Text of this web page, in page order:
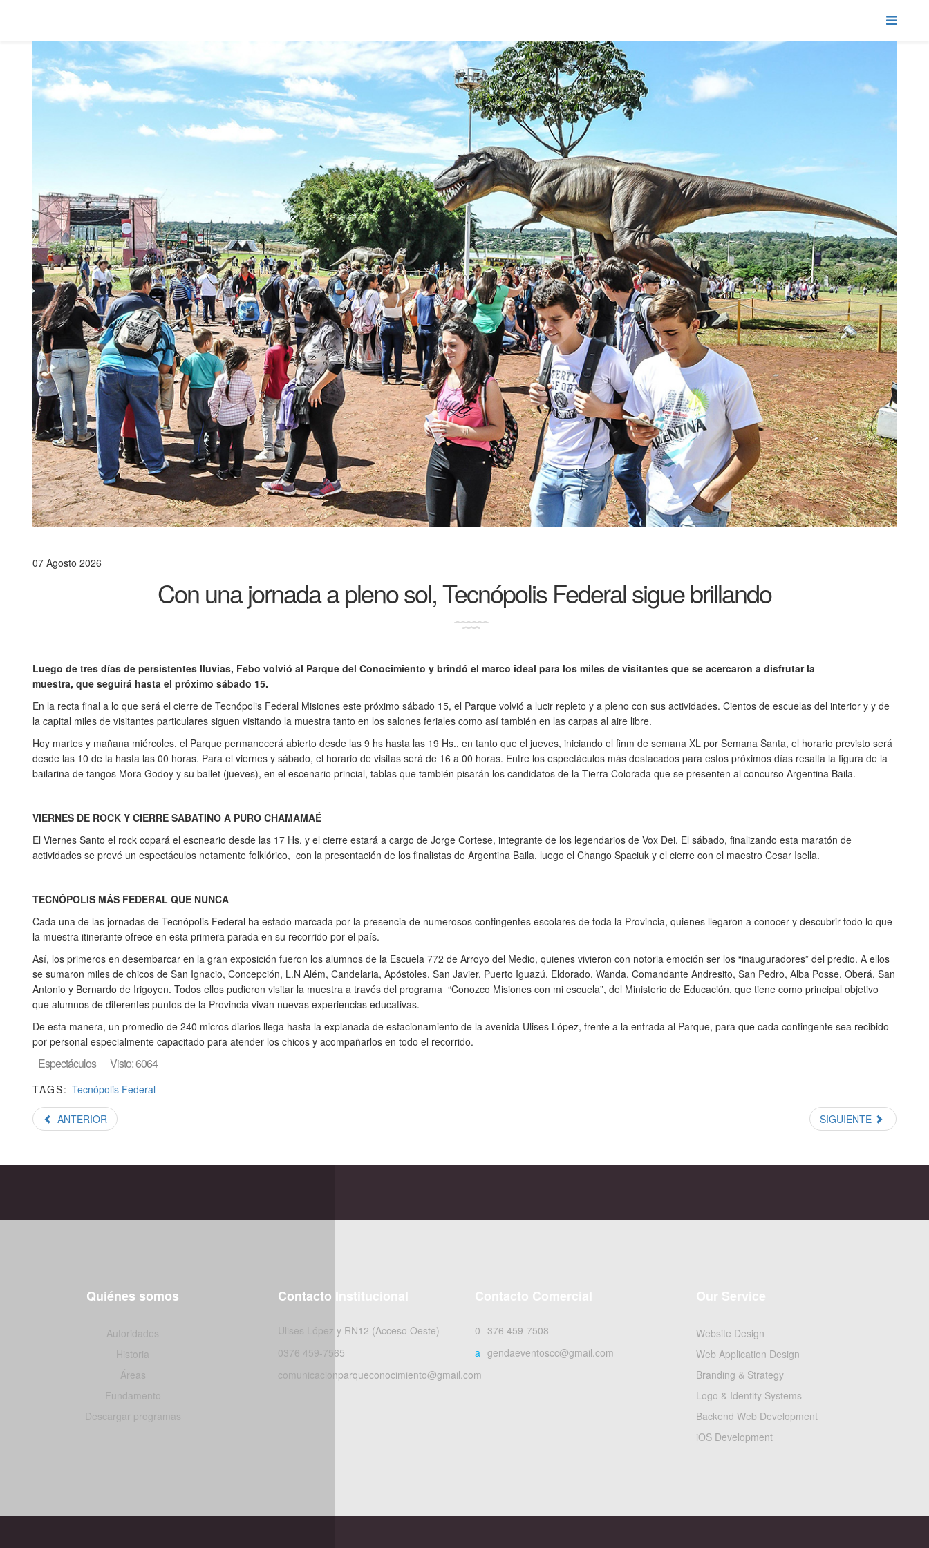
07 Agosto 2026
Con una jornada a pleno sol, Tecnópolis Federal sigue brillando
Luego de tres días de persistentes lluvias, Febo volvió al Parque del Conocimiento y brindó el marco ideal para los miles de visitantes que se acercaron a disfrutar la
muestra, que seguirá hasta el próximo sábado 15.
En la recta final a lo que será el cierre de Tecnópolis Federal Misiones este próximo sábado 15, el Parque volvió a lucir repleto y a pleno con sus actividades. Cientos de escuelas del interior y y de
la capital miles de visitantes particulares siguen visitando la muestra tanto en los salones feriales como así también en las carpas al aire libre.
Hoy martes y mañana miércoles, el Parque permanecerá abierto desde las 9 hs hasta las 19 Hs., en tanto que el jueves, iniciando el finm de semana XL por Semana Santa, el horario previsto será
desde las 10 de la hasta las 00 horas. Para el viernes y sábado, el horario de visitas será de 16 a 00 horas. Entre los espectáculos más destacados para estos próximos días resalta la figura de la
bailarina de tangos Mora Godoy y su ballet (jueves), en el escenario princial, tablas que también pisarán los candidatos de la Tierra Colorada que se presenten al concurso Argentina Baila.
VIERNES DE ROCK Y CIERRE SABATINO A PURO CHAMAMAÉ
El Viernes Santo el rock copará el escneario desde las 17 Hs. y el cierre estará a cargo de Jorge Cortese, integrante de los legendarios de Vox Dei. El sábado, finalizando esta maratón de
actividades se prevé un espectáculos netamente folklórico, con la presentación de los finalistas de Argentina Baila, luego el Chango Spaciuk y el cierre con el maestro Cesar Isella.
TECNÓPOLIS MÁS FEDERAL QUE NUNCA
Cada una de las jornadas de Tecnópolis Federal ha estado marcada por la presencia de numerosos contingentes escolares de toda la Provincia, quienes llegaron a conocer y descubrir todo lo que
la muestra itinerante ofrece en esta primera parada en su recorrido por el país.
Así, los primeros en desembarcar en la gran exposición fueron los alumnos de la Escuela 772 de Arroyo del Medio, quienes vivieron con notoria emoción ser los “inauguradores” del predio. A ellos
se sumaron miles de chicos de San Ignacio, Concepción, L.N Além, Candelaria, Apóstoles, San Javier, Puerto Iguazú, Eldorado, Wanda, Comandante Andresito, San Pedro, Alba Posse, Oberá, San
Antonio y Bernardo de Irigoyen. Todos ellos pudieron visitar la muestra a través del programa “Conozco Misiones con mi escuela”, del Ministerio de Educación, que tiene como principal objetivo
que alumnos de diferentes puntos de la Provincia vivan nuevas experiencias educativas.
De esta manera, un promedio de 240 micros diarios llega hasta la explanada de estacionamiento de la avenida Ulises López, frente a la entrada al Parque, para que cada contingente sea recibido
por personal especialmente capacitado para atender los chicos y acompañarlos en todo el recorrido.
Espectáculos Visto: 6064
TAGS: Tecnópolis Federal
ANTERIOR SIGUIENTE
Quiénes somos
Autoridades
Historia
Áreas
Fundamento
Descargar programas
Contacto Institucional
Ulises López y RN12 (Acceso Oeste)
0376 459-7565
comunicacionparqueconocimiento@gmail.com
0376 459-7508
agendaeventoscc@gmail.com
Website Design
Web Application Design
Branding & Strategy
Logo & Identity Systems
Backend Web Development
iOS Development